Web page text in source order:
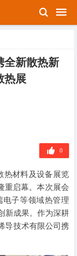
全新散热新
热展
0
热材料及设备展览
重启幕。本次展会
子等领域热管理
新成果。作为深耕
导技术有限公司携